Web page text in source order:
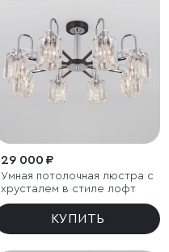
29 000 ₽
Умная потолочная люстра с
хрусталем в стиле лофт
КУПИТЬ